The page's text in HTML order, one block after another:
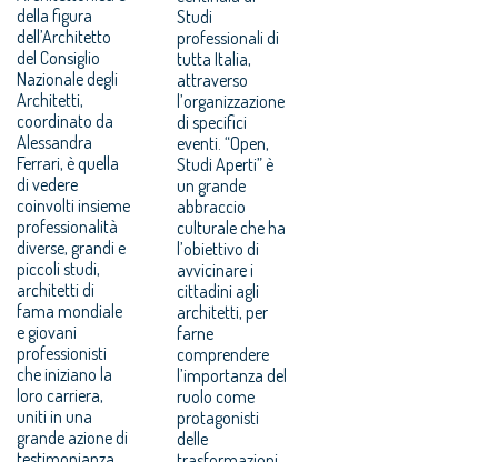
della figura
dell’Architetto
del Consiglio
Nazionale degli
Architetti,
coordinato da
Alessandra
Ferrari, è quella
di vedere
coinvolti insieme
professionalità
diverse, grandi e
piccoli studi,
architetti di
fama mondiale
e giovani
professionisti
che iniziano la
loro carriera,
uniti in una
grande azione di
Studi
professionali di
tutta Italia,
attraverso
l’organizzazione
di specifici
eventi. “Open,
Studi Aperti” è
un grande
abbraccio
culturale che ha
l’obiettivo di
avvicinare i
cittadini agli
architetti, per
farne
comprendere
l’importanza del
ruolo come
protagonisti
delle